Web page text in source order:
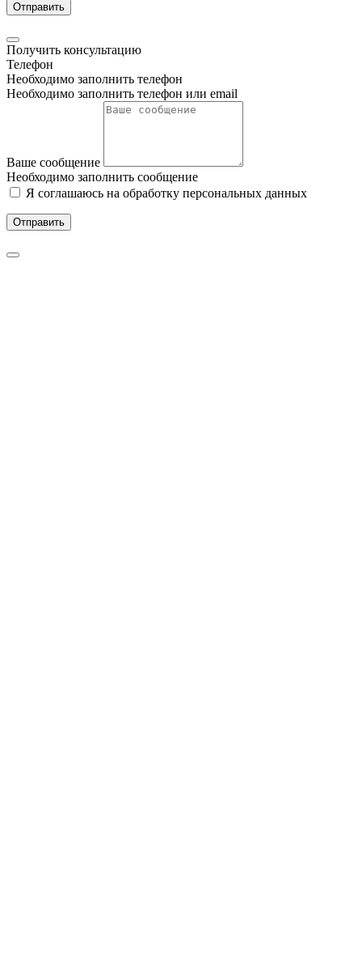
Отправить
Получить консультацию
Телефон
Необходимо заполнить телефон
Необходимо заполнить телефон или email
Ваше сообщение
Необходимо заполнить сообщение
Я соглашаюсь на обработку персональных данных
Отправить